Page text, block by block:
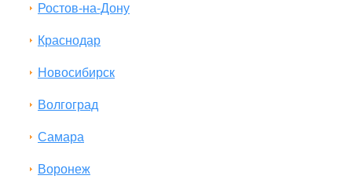
Ростов-на-Дону
Краснодар
Новосибирск
Волгоград
Самара
Воронеж